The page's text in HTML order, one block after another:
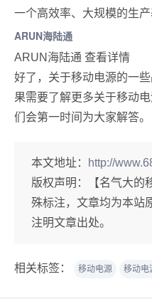
一个高效率、大规模的生产
ARUN海陆通
ARUN海陆通 查看详情
好了，关于移动电源的一
果需要了解更多关于移动
们会第一时间为大家解答。
本文地址：
http://
版权声明：
【名气大
殊标注，文章均为本站
注明文章出处。
相关标签： 移动电源 移动电